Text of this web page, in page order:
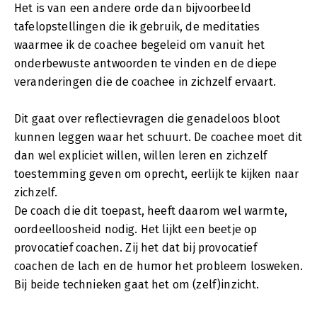
Het is van een andere orde dan bijvoorbeeld
tafelopstellingen die ik gebruik, de meditaties
waarmee ik de coachee begeleid om vanuit het
onderbewuste antwoorden te vinden en de diepe
veranderingen die de coachee in zichzelf ervaart.
Dit gaat over reflectievragen die genadeloos bloot
kunnen leggen waar het schuurt. De coachee moet dit
dan wel expliciet willen, willen leren en zichzelf
toestemming geven om oprecht, eerlijk te kijken naar
zichzelf.
De coach die dit toepast, heeft daarom wel warmte,
oordeelloosheid nodig. Het lijkt een beetje op
provocatief coachen. Zij het dat bij provocatief
coachen de lach en de humor het probleem losweken.
Bij beide technieken gaat het om (zelf)inzicht.